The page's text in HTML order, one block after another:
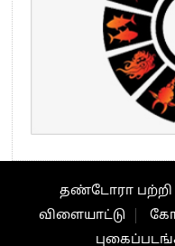
தண்டோரா பற்றி
விளையாட்டு